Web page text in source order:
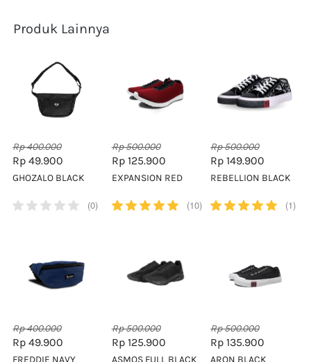
Produk Lainnya
Rp 400.000
Rp 49.900
GHOZALO BLACK
(0)
Rp 500.000
Rp 125.900
EXPANSION RED
(10)
Rp 500.000
Rp 149.900
REBELLION BLACK
(1)
Rp 400.000
Rp 49.900
FREDDIE NAVY
Rp 500.000
Rp 125.900
ASMOS FULL BLACK
Rp 500.000
Rp 135.900
ARON BLACK